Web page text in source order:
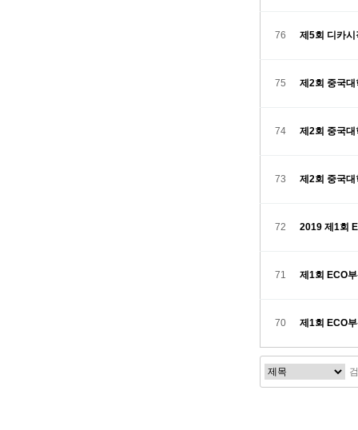
76 제5회 디카
75 제2회 중국
74 제2회 중국
73 제2회 중국
72 2019 제1회
71 제1회 ECO
70 제1회 ECO